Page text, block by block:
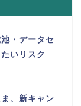
・データセ
いリスク
、新キャン